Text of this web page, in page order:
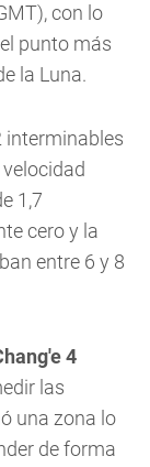
con lo
punto más
la Luna.
interminables
1,7
cero y la
entre 6 y 8
4
las
una zona lo
de forma